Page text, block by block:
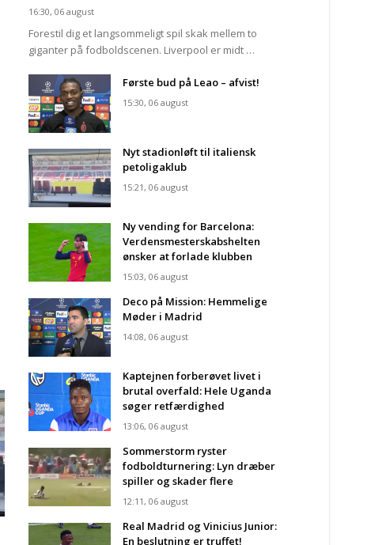
16:30, 06 august
Forestil dig et langsommeligt spil skak mellem to
giganter på fodboldscenen. Liverpool er midt …
Første bud på Leao – afvist!
15:30, 06 august
Nyt stadionløft til italiensk
petoligaklub
15:21, 06 august
Ny vending for Barcelona:
Verdensmesterskabshelten
ønsker at forlade klubben
15:03, 06 august
Deco på Mission: Hemmelige
Møder i Madrid
14:08, 06 august
Kaptejnen forberøvet livet i
brutal overfald: Hele Uganda
søger retfærdighed
13:06, 06 august
Sommerstorm ryster
fodboldturnering: Lyn dræber
spiller og skader flere
12:11, 06 august
Real Madrid og Vinicius Junior:
En beslutning er truffet!